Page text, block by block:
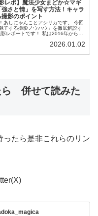
レポ】魔法少女まどか☆マギ
さと情」を写す方法！キャラ
影のポイント
しにゃんことアシリカです。 今回
了する撮影ノウハウ」を徹底解説す
です！ 私は2016年からコ
2026.01.02
ら 併せて読みた
たら是非これらのリン